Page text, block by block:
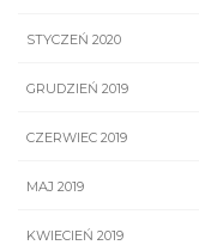
STYCZEŃ 2020
GRUDZIEŃ 2019
CZERWIEC 2019
MAJ 2019
KWIECIEŃ 2019